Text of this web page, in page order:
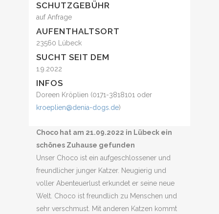
SCHUTZGEBÜHR
auf Anfrage
AUFENTHALTSORT
23560 Lübeck
SUCHT SEIT DEM
1.9.2022
INFOS
Doreen Kröplien (0171-3818101 oder
kroeplien@denia-dogs.de)
Choco hat am 21.09.2022 in Lübeck ein
schönes Zuhause gefunden
Unser Choco ist ein aufgeschlossener und
freundlicher junger Katzer. Neugierig und
voller Abenteuerlust erkundet er seine neue
Welt. Choco ist freundlich zu Menschen und
sehr verschmust. Mit anderen Katzen kommt